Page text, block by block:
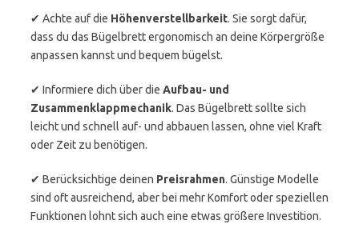
✔ Achte auf die Höhenverstellbarkeit. Sie sorgt dafür,
dass du das Bügelbrett ergonomisch an deine Körpergröße
anpassen kannst und bequem bügelst.
✔ Informiere dich über die Aufbau- und
Zusammenklappmechanik. Das Bügelbrett sollte sich
leicht und schnell auf- und abbauen lassen, ohne viel Kraft
oder Zeit zu benötigen.
✔ Berücksichtige deinen Preisrahmen. Günstige Modelle
sind oft ausreichend, aber bei mehr Komfort oder speziellen
Funktionen lohnt sich auch eine etwas größere Investition.